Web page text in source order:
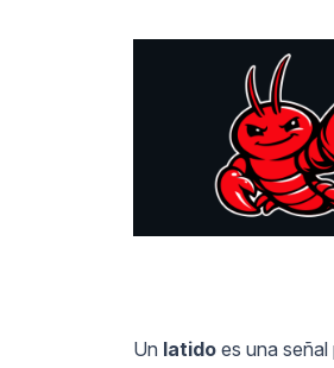
Un latido es una